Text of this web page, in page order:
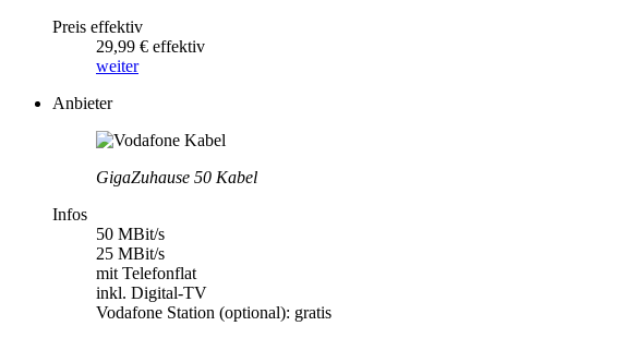
Preis effektiv
29,99 € effektiv
weiter
Anbieter
GigaZuhause 50 Kabel
Infos
50 MBit/s
25 MBit/s
mit Telefonflat
inkl. Digital-TV
Vodafone Station (optional): gratis